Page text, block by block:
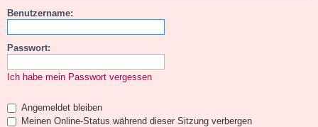
Benutzername:
Passwort:
Ich habe mein Passwort vergessen
Angemeldet bleiben
Meinen Online-Status während dieser Sitzung verbergen